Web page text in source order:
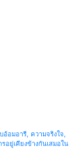
อ้อมอารี, ความจริงใจ,
อยู่เคียงข้างกันเสมอใน